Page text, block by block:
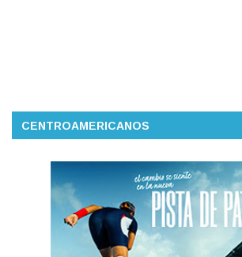
CENTROAMERICANOS